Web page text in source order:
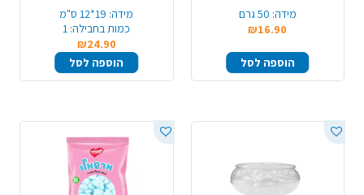
מידה: 50 גרם
₪16.90
הוספה לסל
מידה: 19*12 ס"מ
כמות בחבילה: 1
₪24.90
הוספה לסל